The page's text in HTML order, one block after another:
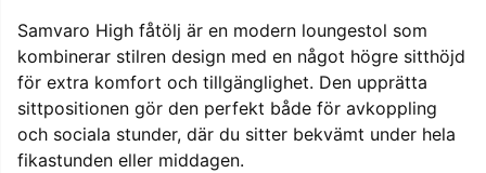
Samvaro High fåtölj är en modern loungestol som
kombinerar stilren design med en något högre sitthöjd
för extra komfort och tillgänglighet. Den upprätta
sittpositionen gör den perfekt både för avkoppling
och sociala stunder, där du sitter bekvämt under hela
fikastunden eller middagen.